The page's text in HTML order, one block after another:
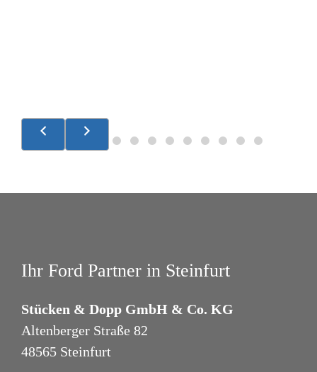
Ihr Ford Partner in Steinfurt
Stücken & Dopp GmbH & Co. KG
Altenberger Straße 82
48565 Steinfurt